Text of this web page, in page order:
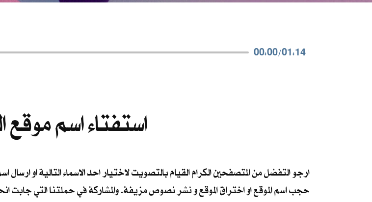
00:00/01:14
استفتاء اسم موقع
ارجو التفضل من المتصفحين الكرام القيام بالتصويت لاختيار احد الاسماء التالية او
حجب اسم الموقع او اختراق الموقع و نشر نصوص مزيفة. والمشاركة في حملتنا التي جابت